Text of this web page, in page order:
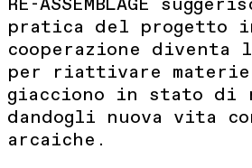
pratica del progetto
cooperazione diventa
per riattivare
giacciono in stato
dandogli nuova vita
arcaiche.